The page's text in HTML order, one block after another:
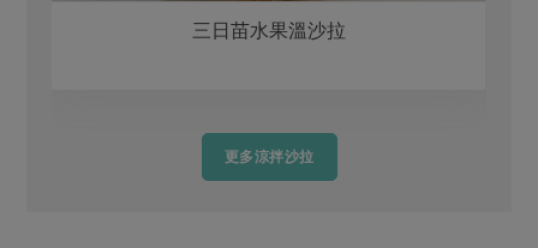
三日苗水果溫沙拉
更多涼拌沙拉